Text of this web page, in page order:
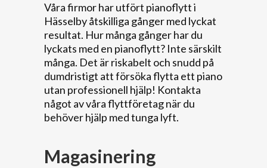
Våra firmor har utfört pianoflytt i
Hässelby åtskilliga gånger med lyckat
resultat. Hur många gånger har du
lyckats med en pianoflytt? Inte särskilt
många. Det är riskabelt och snudd på
dumdristigt att försöka flytta ett piano
utan professionell hjälp! Kontakta
något av våra flyttföretag när du
behöver hjälp med tunga lyft.
Magasinering